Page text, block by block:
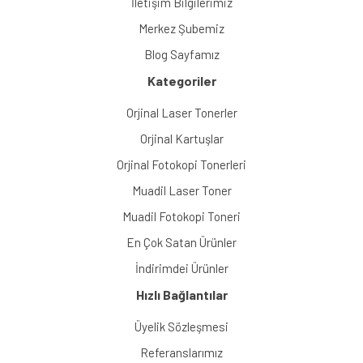
Merkez Şubemiz
Blog Sayfamız
Kategoriler
Orjinal Laser Tonerler
Orjinal Kartuşlar
Orjinal Fotokopi Tonerleri
Muadil Laser Toner
Muadil Fotokopi Toneri
En Çok Satan Ürünler
İndirimdei Ürünler
Hızlı Bağlantılar
Üyelik Sözleşmesi
Referanslarımız